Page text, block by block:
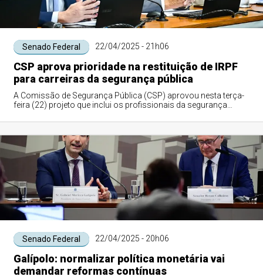
Senado Federal 22/04/2025 - 21h06
CSP aprova prioridade na restituição de IRPF
para carreiras da segurança pública
A Comissão de Segurança Pública (CSP) aprovou nesta terça-
feira (22) projeto que inclui os profissionais da segurança
Senado Federal 22/04/2025 - 20h06
Galípolo: normalizar política monetária vai
demandar reformas contínuas